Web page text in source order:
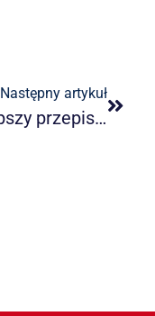
Następny artykuł
Najlepszy przepis kuchni cieszyńskiej